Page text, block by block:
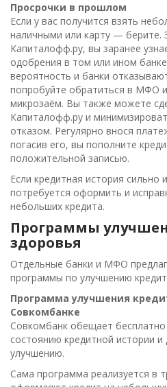
Просрочки в прошлом
Если у вас получится взять
наличными или карту — берите.
Капиталофф.ру, вы заранее
одобрения в том или ином
вероятность и банки
попробуйте обратиться в МФО
микрозаём. Вы также можете
Капиталофф.ру и
отказом. Регулярно внося
погасив его, вы пополните
положительной записью.
Если кредитная история сильно
потребуется оформить и
небольших кредита.
Программы
здоровья
Отдельные банки и МФО
программы по улучшению
Программа улучшения
Совкомбанке
Совкомбанк обещает
состоянию кредитной истории
улучшению.
Сама программа реализуется в